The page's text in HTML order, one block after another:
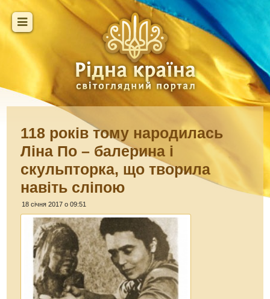
118 років тому народилась
Ліна По – балерина і
скульпторка, що творила
навіть сліпою
18 січня 2017 о 09:51